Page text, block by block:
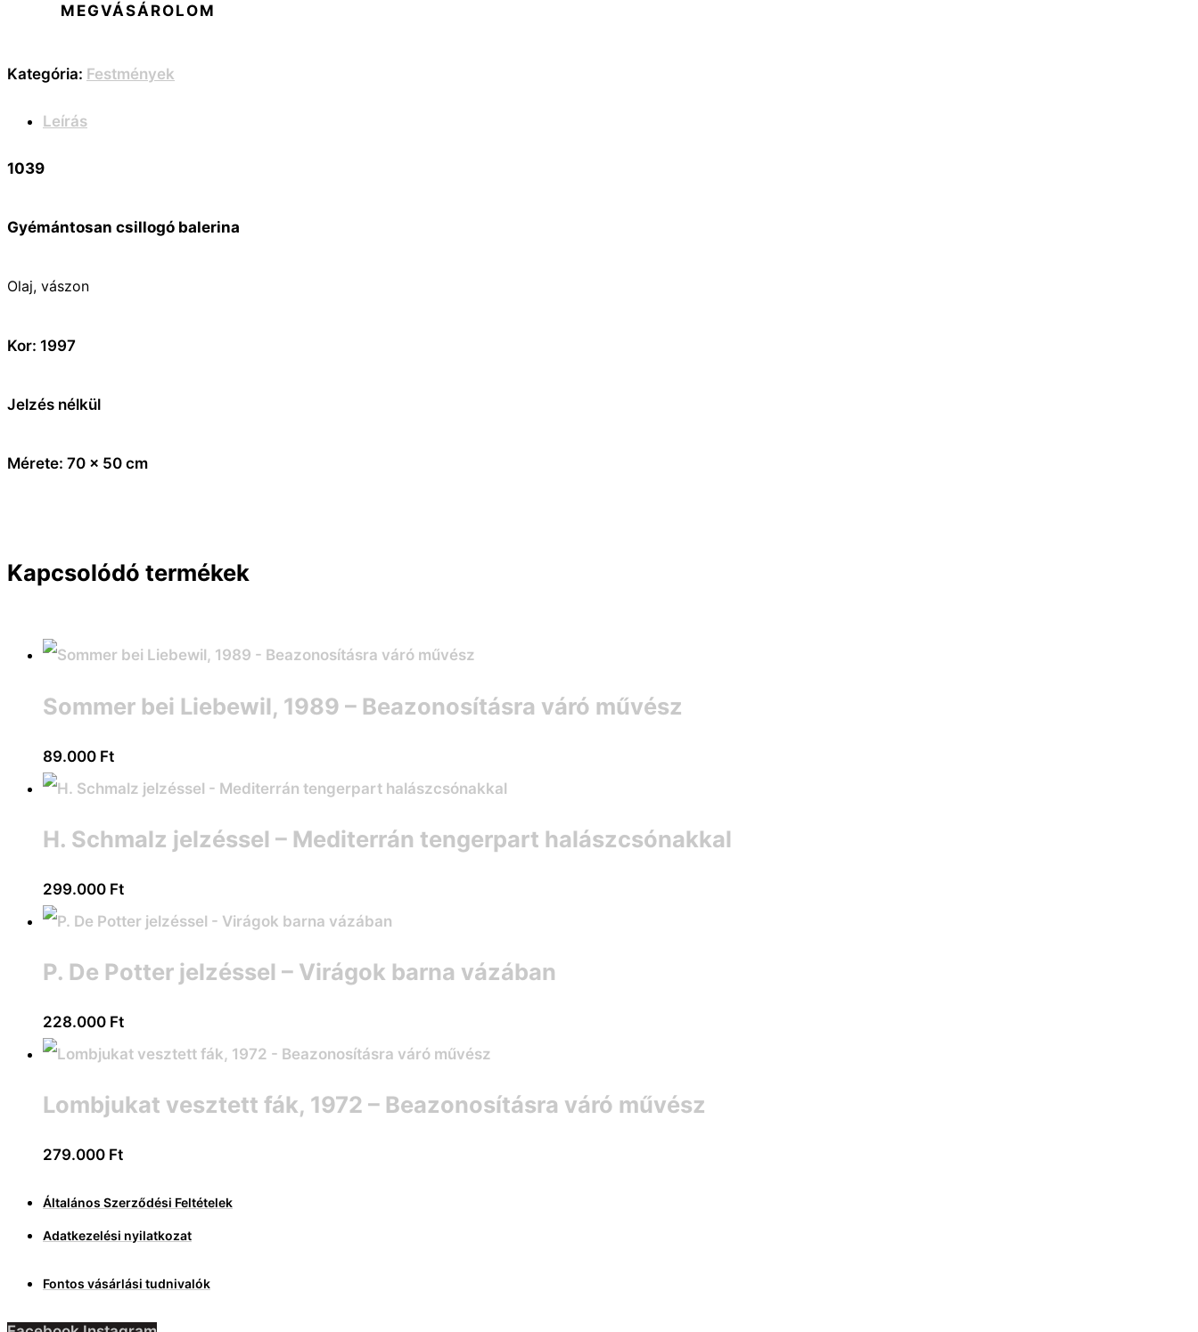
MEGVÁSÁROLOM
Kategória: Festmények
Leírás
1039
Gyémántosan csillogó balerina
Olaj, vászon
Kor: 1997
Jelzés nélkül
Mérete: 70 x 50 cm
Kapcsolódó termékek
Sommer bei Liebewil, 1989 – Beazonosításra váró művész
89.000 Ft
H. Schmalz jelzéssel – Mediterrán tengerpart halászcsónakkal
299.000 Ft
P. De Potter jelzéssel – Virágok barna vázában
228.000 Ft
Lombjukat vesztett fák, 1972 – Beazonosításra váró művész
279.000 Ft
Általános Szerződési Feltételek
Adatkezelési nyilatkozat
Fontos vásárlási tudnivalók